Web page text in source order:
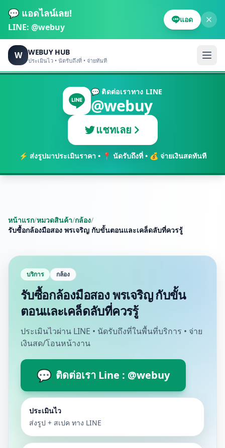
💬 แอดไลน์เลย!
LINE: @webuy
แอด
W WEBUY HUB
ประเมินไว • นัดรับถึงที่ • จ่ายทันที
💬 ติดต่อเราทาง LINE
@webuy
แชทเลย
⚡ ส่งรูปมาประเมินราคา • 📍 นัดรับถึงที่ • 💰 จ่ายเงินสดทันที
หน้าแรก/หมวดสินค้า/กล้อง/
รับซื้อกล้องมือสอง พรเจริญ กับขั้นตอนและเคล็ดลับที่ควรรู้
บริการ กล้อง
รับซื้อกล้องมือสอง พรเจริญ กับขั้น
ตอนและเคล็ดลับที่ควรรู้
ประเมินไวผ่าน LINE • นัดรับถึงที่ในพื้นที่บริการ • จ่าย
เงินสด/โอนหน้างาน
💬 ติดต่อเรา Line : @webuy
ประเมินไว
ส่งรูป + สเปค ทาง LINE